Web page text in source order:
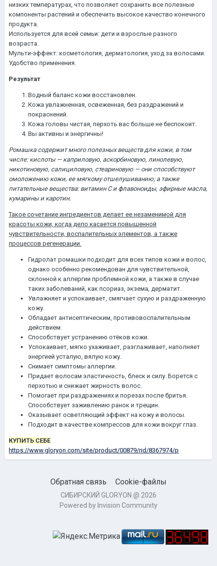
низких температурах, что позволяет сохранить все полезные
компоненты растений и обеспечить высокое качество конечного
продукта.
Используется для всей семьи: дети и взрослые разного
возраста.
Мульти-эффект: косметология, дерматология, уход за волосами.
Удобство применения.
Результат
Водный баланс кожи восстановлен.
Кожа увлажненная, освеженная, без раздражений и
покраснений.
Кожа головы чистая, перхоть вас больше не беспокоит.
Вы активны и энергичны!
Ромашка содержит много полезных веществ для кожи, в том
числе: кислоты — каприловую, аскорбиновую, линолевую,
никотиновую, салициловую, стеариновую — они способствуют
омоложению кожи, ее мягкому отшелушиванию; а также
питательные вещества: витамин С и флавоноиды, эфирные масла,
кумарины и каротин.
Такое сочетание ингредиентов делает ее незаменимой для
красоты кожи, когда дело касается повышенной
чувствительности, воспалительных элементов, а также
процессов регенерации.
Гидролат ромашки подходит для всех типов кожи и волос,
однако особенно рекомендован для чувствительной,
склонной к аллергии проблемной кожи, а также в случае
таких заболеваний, как псориаз, экзема, дерматит.
Увлажняет и успокаивает, смягчает сухую и раздраженную
кожу.
Обладает антисептическим, противовоспалительным
действием.
Способствует устранению отёков кожи.
Успокаивает, мягко ухаживает, разглаживает, наполняет
энергией усталую, вялую кожу.
Снимает симптомы аллергии.
Придает волосам эластичность, блеск и силу. Борется с
перхотью и снижает жирность волос.
Помогает при раздражениях и порезах после бритья.
Способствует заживлению ранок и трещин.
Оказывает осветляющий эффект на кожу и волосы.
Подходит в качестве компрессов для кожи вокруг глаз.
КУПИТЬ СЕБЕ
https://www.gloryon.com/site/product/00879/rid/8367974/p
Обратная связь Cookie-файлы
СИБИРСКИЙ GLORYON @ 2026
Powered by Invision Community